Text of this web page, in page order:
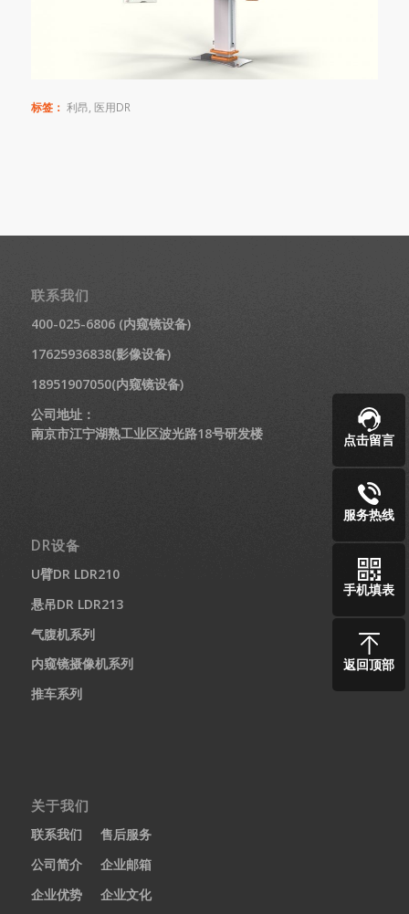
标签： 利昂, 医用DR
联系我们
400-025-6806 (内窥镜设备)
17625936838(影像设备)
18951907050(内窥镜设备)
公司地址：
南京市江宁湖熟工业区波光路18号研发楼
DR设备
U臂DR LDR210
悬吊DR LDR213
气腹机系列
内窥镜摄像机系列
推车系列
关于我们
联系我们
售后服务
公司简介
企业邮箱
企业优势
企业文化
点击留言
服务热线
手机填表
返回顶部